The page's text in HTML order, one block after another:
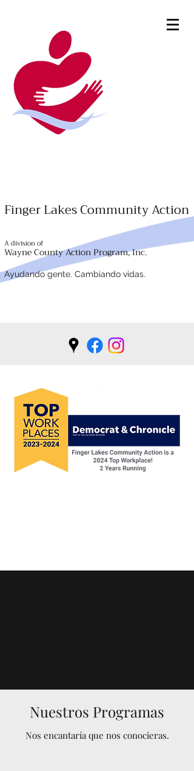
Finger Lakes Community Action
A division of
Wayne County Action Program, Inc.
Ayudando gente. Cambiando vidas.
Nuestros Programas
Nos encantaría que nos conocieras.